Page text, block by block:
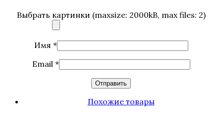
Выбрать картинки (maxsize: 2000kB, max files: 2)
Имя *
Email *
Похожие товары